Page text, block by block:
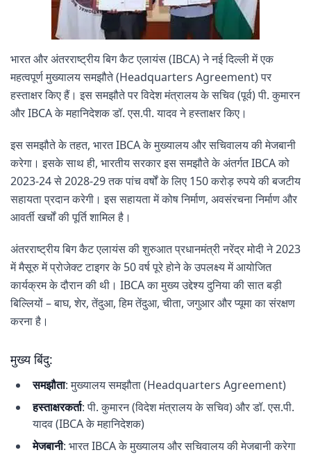
भारत और अंतरराष्ट्रीय बिग कैट एलायंस (IBCA) ने नई दिल्ली में एक
महत्वपूर्ण मुख्यालय समझौते (Headquarters Agreement) पर
हस्ताक्षर किए हैं। इस समझौते पर विदेश मंत्रालय के सचिव (पूर्व) पी. कुमारन
और IBCA के महानिदेशक डॉ. एस.पी. यादव ने हस्ताक्षर किए।
इस समझौते के तहत, भारत IBCA के मुख्यालय और सचिवालय की मेजबानी
करेगा। इसके साथ ही, भारतीय सरकार इस समझौते के अंतर्गत IBCA को
2023-24 से 2028-29 तक पांच वर्षों के लिए 150 करोड़ रुपये की बजटीय
सहायता प्रदान करेगी। इस सहायता में कोष निर्माण, अवसंरचना निर्माण और
आवर्ती खर्चों की पूर्ति शामिल है।
अंतरराष्ट्रीय बिग कैट एलायंस की शुरुआत प्रधानमंत्री नरेंद्र मोदी ने 2023
में मैसूरु में प्रोजेक्ट टाइगर के 50 वर्ष पूरे होने के उपलक्ष्य में आयोजित
कार्यक्रम के दौरान की थी। IBCA का मुख्य उद्देश्य दुनिया की सात बड़ी
बिल्लियों – बाघ, शेर, तेंदुआ, हिम तेंदुआ, चीता, जगुआर और प्यूमा का संरक्षण
करना है।
मुख्य बिंदु:
समझौता: मुख्यालय समझौता (Headquarters Agreement)
हस्ताक्षरकर्ता: पी. कुमारन (विदेश मंत्रालय के सचिव) और डॉ. एस.पी.
यादव (IBCA के महानिदेशक)
मेजबानी: भारत IBCA के मुख्यालय और सचिवालय की मेजबानी करेगा